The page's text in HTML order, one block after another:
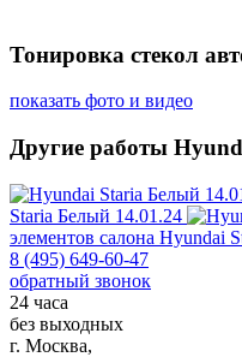
Тонировка стекол
показать фото и видео
Другие работы
Staria Белый 14.01.24
элементов салона Hyundai
8 (495) 649-60-47
обратный звонок
24 часа
без выходных
г. Москва,